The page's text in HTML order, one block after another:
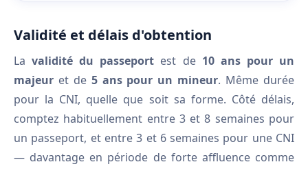
Validité et délais d'obtention
Lavalidité du passeport est de 10 ans pour un
majeur et de 5 ans pour un mineur. Même durée
pour la CNI, quelle que soit sa forme. Côté délais,
comptez habituellement entre 3 et 8 semaines pour
un passeport, et entre 3 et 6 semaines pour une CNI
— davantage en période de forte affluence comme